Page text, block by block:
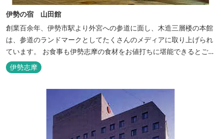
伊勢の宿 山田館
創業百余年、伊勢市駅より外宮への参道に面し、木造三層楼の本館
は、参道のランドマークとしてたくさんのメディアに取り上げられ
ています。 お食事も伊勢志摩の食材をお値打ちに堪能できるとご好
評いただいています。
伊勢志摩